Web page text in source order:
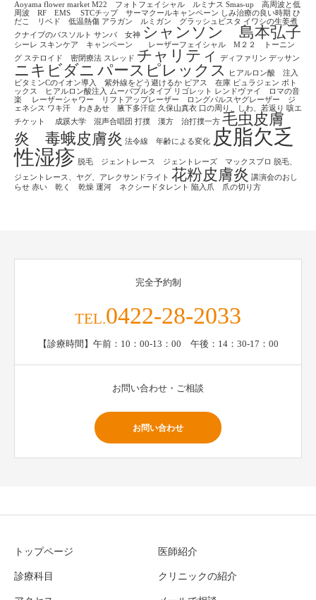
Aoyama flower market M22 フォトフェイシャル ルミナス Smas-up 高周波と低
周波 RF EMS
STCチップ サーマクールキャンペーン しみ治療の良い時期 ひ
だこ リベド 低温熱傷 アラガン ルミガン グラッシュビスタ イワシの生姜煮
クナイプのバスソルト サンバ 女神 シャンソン 島本弘子
シーレ スキンケア キャンペーン レーザーフェイシャル M２２ トーニン
グ ステロイド 密閉療法 スレッド チャリティ ディファリン デッサン
ニキビダニ パースピレックス
ヒアルロン酸 注入
ビタミンCのイオン導入 紫外線をどう避けるか ピアス 在庫 ピュラジェン ボト
ックス ヒアルロン酸注入 ムーバブルタイプ リゴレット レンドヴァイ ロマの音
楽
レーザーシャワー リフトアップレーザー ロングパルスヤグレーザー ジ
ェネシス ワキ汗 わきあせ 腋下多汗症 久保山真衣 口の周り、しわ、若返り 咳エ
チケット
成蹊大学 混声合唱団 打撲 漢方 治打撲一方 毛虫皮膚
炎 毒蛾皮膚炎 法令線 年齢による変化
皮脂欠乏
性湿疹 脱毛 ジェントレース ジェントレーズ マックスプロ
脱毛、
ジェントレース、ヤグ、アレクサンドライト 花粉皮膚炎 講演会のおし
らせ 赤い 乾く 乾燥 運河 ネクシードタレント 陥入爪 爪の切り方
完全予約制
TEL.0422-28-2033
【診療時間】午前：10：00-13：00 午後：14：30-17：00
お問い合わせ・ご相談
お問い合わせ
トップページ 医師紹介
診療科目 クリニックの紹介